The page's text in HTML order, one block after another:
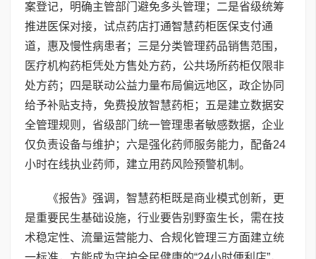
案登记，明确主管部门避免多头管理；二是省级统筹
推进医保对接，试点药店打通智慧药柜医保支付通
道，惠及慢性病患者；三是分类管理药品销售范围，
医疗机构药柜凭处方售处方药，公共场所药柜仅限非
处方药；四是联动公益力量布局偏远地区，政企协同
给予补贴支持，免费投放智慧药柜；五是建立数据安
全管理规则，省级部门统一管理患者敏感数据，企业
仅负责设备与维护；六是强化药师服务能力，配备24
小时在线执业药师，建立用药风险预警机制。
《报告》强调，智慧药柜既是商业模式创新，更
是重要民生基础设施，行业要告别野蛮生长，需在技
术稳定性、流量运营能力、合规化管理三方面建立统